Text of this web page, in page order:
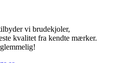
vi brudekjoler,
kvalitet fra kendte mærker.